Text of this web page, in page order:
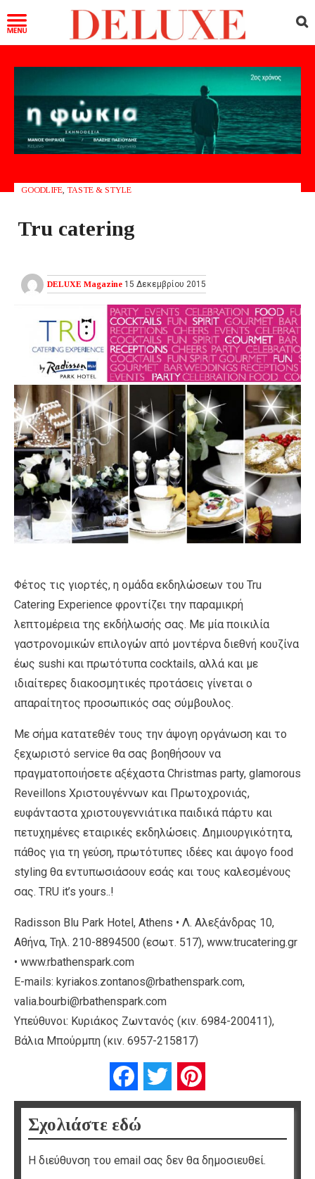
GOODLIFE TASTE & STYLE
Tru catering
DELUXE Magazine 15 Δεκεμβρίου 2015
Φέτος τις γιορτές, η ομάδα εκδηλώσεων του Tru
Catering Experience φροντίζει την παραμικρή
λεπτομέρεια της εκδήλωσής σας. Με μία ποικιλία
γαστρονομικών επιλογών από μοντέρνα διεθνή κουζίνα
έως sushi και πρωτότυπα cocktails, αλλά και με
ιδιαίτερες διακοσμητικές προτάσεις γίνεται ο
απαραίτητος προσωπικός σας σύμβουλος.
Με σήμα κατατεθέν τους την άψογη οργάνωση και το
ξεχωριστό service θα σας βοηθήσουν να
πραγματοποιήσετε αξέχαστα Christmas party, glamorous
Reveillons Xριστουγέννων και Πρωτοχρονιάς,
ευφάνταστα χριστουγεννιάτικα παιδικά πάρτυ και
πετυχημένες εταιρικές εκδηλώσεις. Δημιουργικότητα,
πάθος για τη γεύση, πρωτότυπες ιδέες και άψογο food
styling θα εντυπωσιάσουν εσάς και τους καλεσμένους
σας. ΤRU it’s yours..!
Radisson Blu Park Hotel, Athens • Λ. Αλεξάνδρας 10,
Αθήνα, Τηλ. 210-8894500 (εσωτ. 517), www.trucatering.gr
• www.rbathenspark.com
E-mails: kyriakos.zontanos@rbathenspark.com,
valia.bourbi@rbathenspark.com
Υπεύθυνοι: Κυριάκος Ζωντανός (κιν. 6984-200411),
Βάλια Μπούρμπη (κιν. 6957-215817)
FacebookTwitter
Σχολιάστε εδώ
Η διεύθυνση του email σας δεν θα δημοσιευθεί.